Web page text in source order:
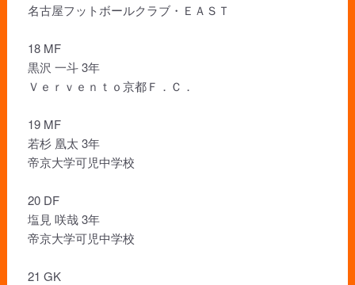
名古屋フットボールクラブ・ＥＡＳＴ
18 MF
黒沢 一斗 3年
Ｖｅｒｖｅｎｔｏ京都Ｆ．Ｃ．
19 MF
若杉 凰太 3年
帝京大学可児中学校
20 DF
塩見 咲哉 3年
帝京大学可児中学校
21 GK